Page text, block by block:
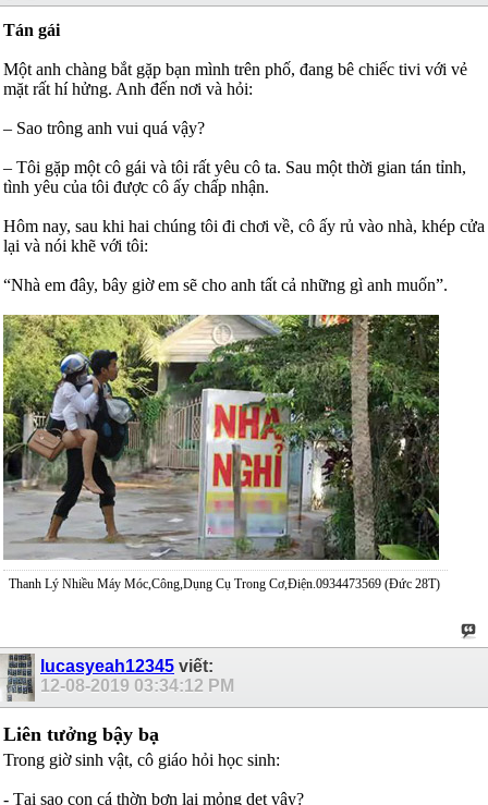
Tán gái
Một anh chàng bắt gặp bạn mình trên phố, đang bê chiếc tivi với vẻ
mặt rất hí hửng. Anh đến nơi và hỏi:
– Sao trông anh vui quá vậy?
– Tôi gặp một cô gái và tôi rất yêu cô ta. Sau một thời gian tán tỉnh,
tình yêu của tôi được cô ấy chấp nhận.
Hôm nay, sau khi hai chúng tôi đi chơi về, cô ấy rủ vào nhà, khép cửa
lại và nói khẽ với tôi:
“Nhà em đây, bây giờ em sẽ cho anh tất cả những gì anh muốn”.
Thanh Lý Nhiều Máy Móc,Công,Dụng Cụ Trong Cơ,Điện.0934473569 (Đức 28T)
lucasyeah12345 viết:
12-08-2019 03:34:12 PM
Liên tưởng bậy bạ
Trong giờ sinh vật, cô giáo hỏi học sinh:
- Tại sao con cá thờn bơn lại mỏng dẹt vậy?